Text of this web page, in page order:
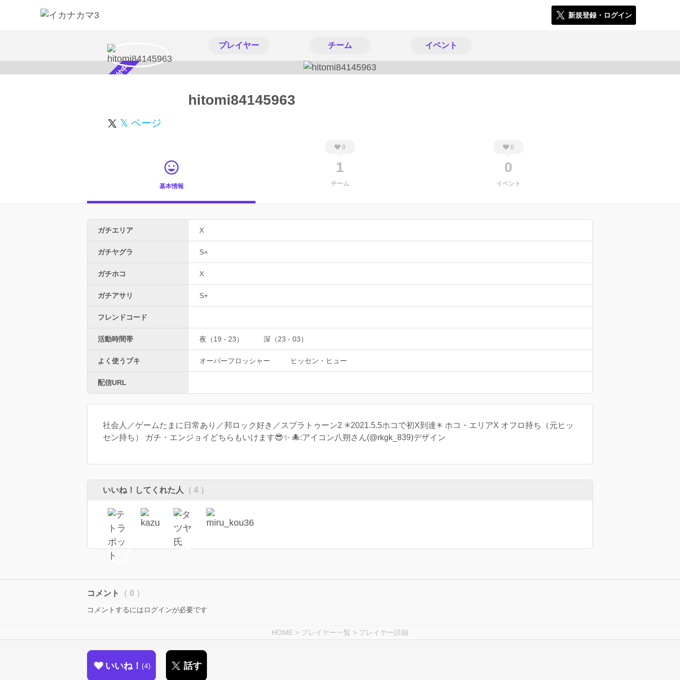
新規登録・ログイン
プレイヤー チーム イベント
スカウト受付中 hitomi84145963
𝕏 ページ
基本情報
0
1
チーム
0
0
イベント
ガチエリア X
ガチヤグラ S+
ガチホコ X
ガチアサリ S+
フレンドコード
活動時間帯 夜（19 - 23） 深（23 - 03）
よく使うブキ オーバーフロッシャー ヒッセン・ヒュー
配信URL
社会人／ゲームたまに日常あり／邦ロック好き／スプラトゥーン2 ✳︎2021.5.5ホコで初X到達✳︎ ホコ・エリアX オフロ持ち（元ヒッ
セン持ち） ガチ・エンジョイどちらもいけます😎✨ 🐙:アイコン八朔さん(@rkgk_839)デザイン
いいね！してくれた人 （ 4 ）
コメント （ 0 ）
コメントするにはログインが必要です
HOME > プレイヤー一覧 > プレイヤー詳細
いいね！ 4 話す